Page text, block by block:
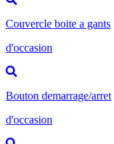
Couvercle boite a gants
d'occasion
Bouton demarrage/arret
d'occasion